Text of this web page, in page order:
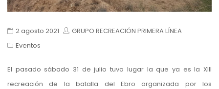
2 agosto 2021
GRUPO RECREACIÓN PRIMERA LÍNEA
Eventos
El pasado sábado 31 de julio tuvo lugar la que ya es la XIII
recreación de la batalla del Ebro organizada por los